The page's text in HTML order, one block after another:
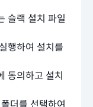
슬랙 설치 파일
행하여 설치를
동의하고 설치
더를 선택하여